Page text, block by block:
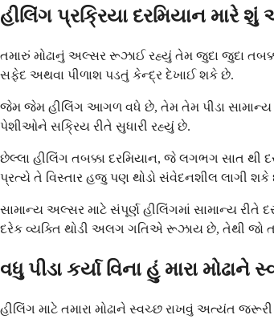
હીલિંગ પ્રક્રિયા દરમિયાન મારે શું
તમારું મોઢાનું અલ્સર રૂઝાઈ રહ્યું તેમ જુદા જુદા
સફેદ અથવા પીળાશ પડતું કેન્દ્ર દેખાઈ શકે છે.
જેમ જેમ હીલિંગ આગળ વધે છે, તેમ તેમ પીડા સામાન્ય
પેશીઓને સક્રિય રીતે સુધારી રહ્યું છે.
છેલ્લા હીલિંગ તબક્કા દરમિયાન, જે લગભગ સાત થી
પ્રત્યે તે વિસ્તાર હજુ પણ થોડો સંવેદનશીલ લાગી શકે
સામાન્ય અલ્સર માટે સંપૂર્ણ હીલિંગમાં સામાન્ય
દરેક વ્યક્તિ થોડી અલગ ગતિએ રૂઝાય છે, તેથી જો
વધુ પીડા કર્યા વિના હું મારા
હીલિંગ માટે તમારા મોઢાને સ્વચ્છ રાખવું અત્યંત